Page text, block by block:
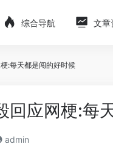
综合导航 文章
:每天都是闯的好时候
回应网梗:每
admin